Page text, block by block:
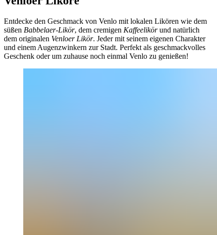
Entdecke den Geschmack von Venlo mit lokalen Likören wie dem
süßen Babbelaer-Likör, dem cremigen Kaffeelikörund natürlich
dem originalen Venloer Likör. Jeder mit seinem eigenen Charakter
und einem Augenzwinkern zur Stadt. Perfekt als geschmackvolles
Geschenk oder um zuhause noch einmal Venlo zu genießen!